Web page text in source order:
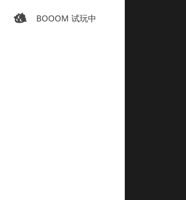
BOOOM 试玩中